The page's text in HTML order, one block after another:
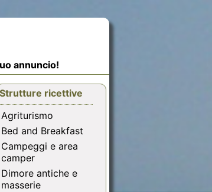
annuncio!
Strutture ricettive
Agriturismo
Bed and Breakfast
Campeggi e area
camper
Dimore antiche e
masserie